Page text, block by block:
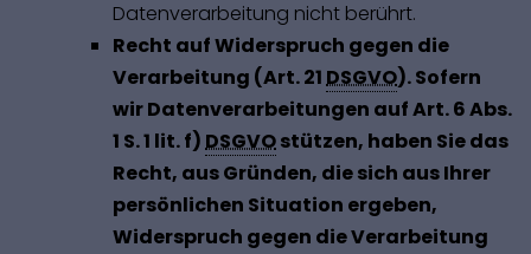
Datenverarbeitung nicht berührt.
Recht auf Widerspruch gegen die
Verarbeitung (Art. 21DSGVO). Sofern
wir Datenverarbeitungen auf Art. 6 Abs.
1 S. 1 lit. f)DSGVOstützen, haben Sie das
Recht, aus Gründen, die sich aus Ihrer
persönlichen Situation ergeben,
Widerspruch gegen die Verarbeitung